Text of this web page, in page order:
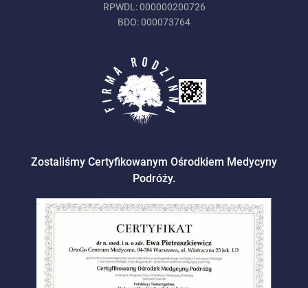
RPWDL: 000000200726
BDO: 000073764
Zostaliśmy Certyfikowanym Ośrodkiem Medycyny
Podróży.